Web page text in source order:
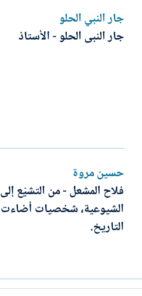
جار النبي الحلو
جار النبى الحلو - الأستاذ
حسين مروة
فلاح المشعل - من التشيّع إلى
الشيوعية، شخصيات أضاءت
التاريخ.